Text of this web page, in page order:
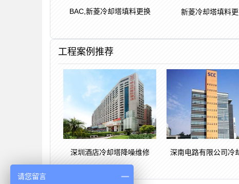
BAC,新菱冷却塔填料更换 新菱冷却塔填料
工程案例推荐
深圳酒店冷却塔降噪维修 深南电路有限公司冷
请您留言